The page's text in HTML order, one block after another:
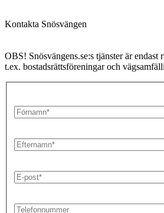
Kontakta Snösvängen
OBS! Snösvängens.se:s tjänster är endast
t.ex. bostadsrättsföreningar och